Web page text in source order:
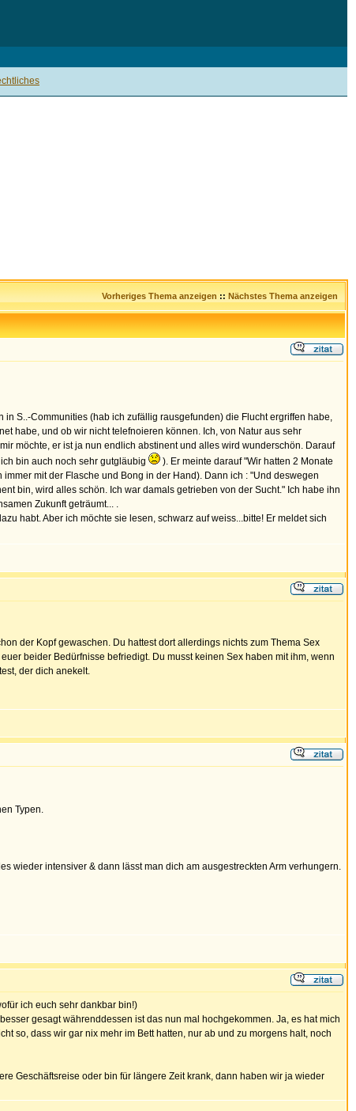
Vorheriges Thema anzeigen :: Nächstes Thema anzeigen
S..-Communities (hab ich zufällig rausgefunden) die Flucht ergriffen habe,
habe, und ob wir nicht telefnoieren können. Ich, von Natur aus sehr
möchte, er ist ja nun endlich abstinent und alles wird wunderschön. Darauf
bin auch noch sehr gutgläubig
). Er meinte darauf "Wir hatten 2 Monate
mit der Flasche und Bong in der Hand). Dann ich : "Und deswegen
bin, wird alles schön. Ich war damals getrieben von der Sucht." Ich habe ihn
Zukunft geträumt... .
habt. Aber ich möchte sie lesen, schwarz auf weiss...bitte! Er meldet sich
der Kopf gewaschen. Du hattest dort allerdings nichts zum Thema Sex
beider Bedürfnisse befriedigt. Du musst keinen Sex haben mit ihm, wenn
der dich anekelt.
Typen.
wieder intensiver & dann lässt man dich am ausgestreckten Arm verhungern.
ich euch sehr dankbar bin!)
gesagt währenddessen ist das nun mal hochgekommen. Ja, es hat mich
so, dass wir gar nix mehr im Bett hatten, nur ab und zu morgens halt, noch
Geschäftsreise oder bin für längere Zeit krank, dann haben wir ja wieder